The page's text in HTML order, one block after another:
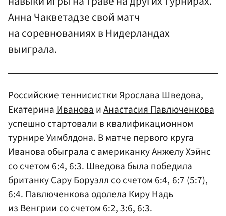
Анна Чакветадзе свой матч
на соревнованиях в Нидерландах
выиграла.
Российские теннисисткиЯрослава Шведова,
Екатерина Иванова иАнастасия Павлюченкова
успешно стартовали в квалификационном
турнире Уимблдона. В матче первого круга
Иванова обыграла с американку Анжелу Хэйнс
со счетом 6:4, 6:3. Шведова была победила
британкуСару Боруэлл со счетом 6:4, 6:7 (5:7),
6:4. Павлюченкова одолела Киру Надь
из Венгрии со счетом 6:2, 3:6, 6:3.